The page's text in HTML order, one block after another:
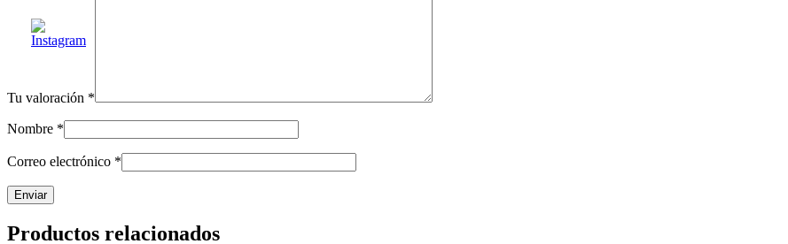
Tu valoración *
Nombre *
Correo electrónico *
Productos relacionados